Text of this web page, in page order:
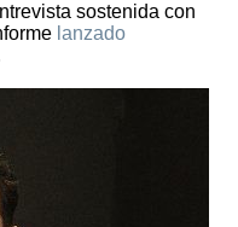
sostenida con
lanzado